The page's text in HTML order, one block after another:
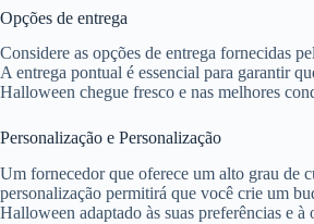
Opções de entrega
Considere as opções de entrega fornecidas
A entrega pontual é essencial para garantir
Halloween chegue fresco e nas melhores
Personalização e Personalização
Um fornecedor que oferece um alto grau de
personalização permitirá que você crie um
Halloween adaptado às suas preferências e à